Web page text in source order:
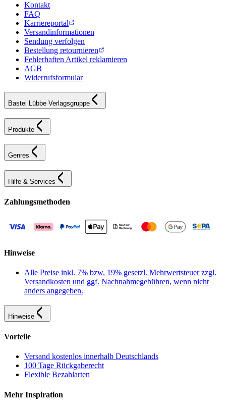
Kontakt
FAQ
Karriereportal
Versandinformationen
Sendung verfolgen
Bestellung retournieren
Fehlerhaften Artikel reklamieren
AGB
Widerrufsformular
Bastei Lübbe Verlagsgruppe
Produkte
Genres
Hilfe & Services
Zahlungsmethoden
Hinweise
Alle Preise inkl. 7% bzw. 19% gesetzl. Mehrwertsteuer zzgl.
Versandkosten und ggf. Nachnahmegebühren, wenn nicht
anders angegeben.
Hinweise
Vorteile
Versand kostenlos innerhalb Deutschlands
100 Tage Rückgaberecht
Flexible Bezahlarten
Mehr Inspiration